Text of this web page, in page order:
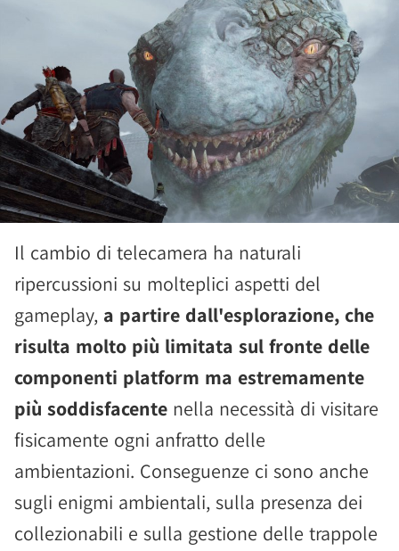
Il cambio di telecamera ha naturali
ripercussioni su molteplici aspetti del
gameplay, a partire dall'esplorazione, che
risulta molto più limitata sul fronte delle
componenti platform ma estremamente
più soddisfacente nella necessità di visitare
fisicamente ogni anfratto delle
ambientazioni. Conseguenze ci sono anche
sugli enigmi ambientali, sulla presenza dei
collezionabili e sulla gestione delle trappole